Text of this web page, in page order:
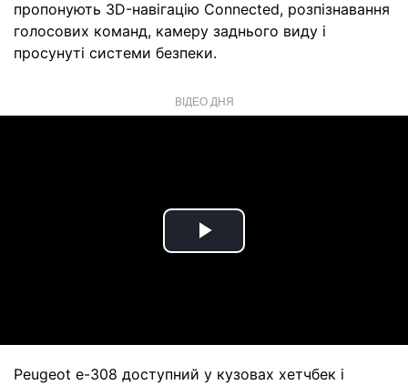
пропонують 3D-навігацію Connected, розпізнавання
голосових команд, камеру заднього виду і
просунуті системи безпеки.
ВІДЕО ДНЯ
Play
Peugeot e-308 доступний у кузовах хетчбек і